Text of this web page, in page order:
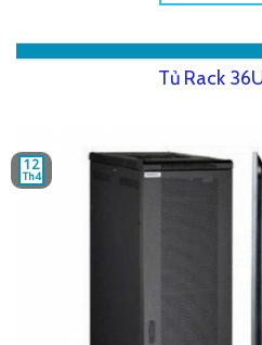
Tủ Rack
12
Th4